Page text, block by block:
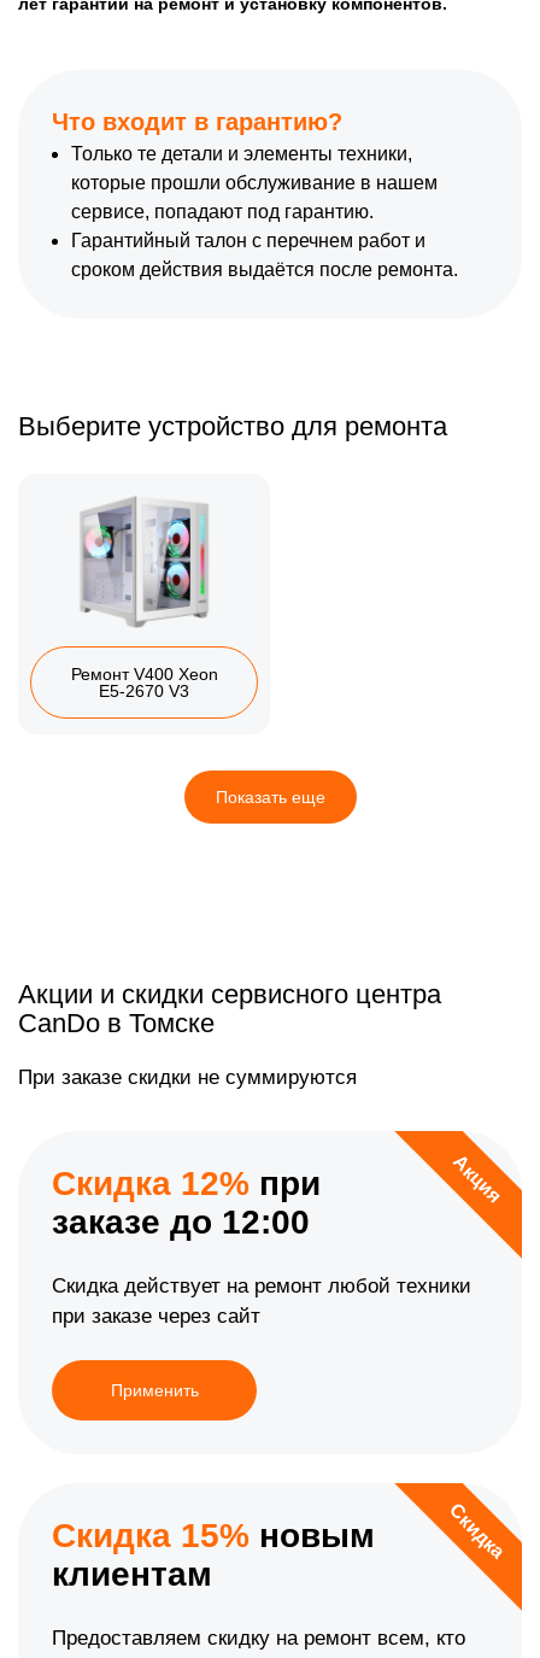
Что входит в гарантию?
Только те детали и элементы техники,
которые прошли обслуживание в нашем
сервисе, попадают под гарантию.
Гарантийный талон с перечнем работ и
сроком действия выдаётся после ремонта.
Выберите устройство для ремонта
Ремонт V400 Xeon
E5‑2670 V3
Показать еще
Акции и скидки сервисного центра
CanDo в Томске
При заказе скидки не суммируются
Акция
Скидка 12% при
заказе до 12:00
Скидка действует на ремонт любой техники
при заказе через сайт
Применить
Скидка
Скидка 15% новым
клиентам
Предоставляем скидку на ремонт всем, кто